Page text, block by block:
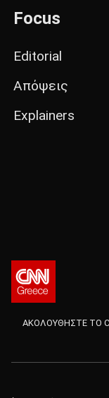
Focus
Editorial
Απόψεις
Explainers
ΑΚΟΛΟΥΘΗΣΤΕ ΤΟ